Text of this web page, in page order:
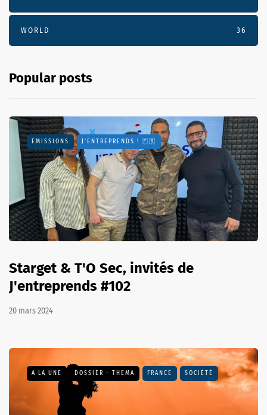
WORLD 36
Popular posts
EMISSIONS J'ENTREPRENDS ! 🇫🇷
Starget & T'O Sec, invités de
J'entreprends #102
20 mars 2024
A LA UNE DOSSIER - THEMA FRANCE SOCIÉTÉ